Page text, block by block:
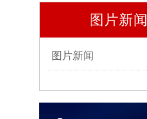
图片新闻
图片新闻